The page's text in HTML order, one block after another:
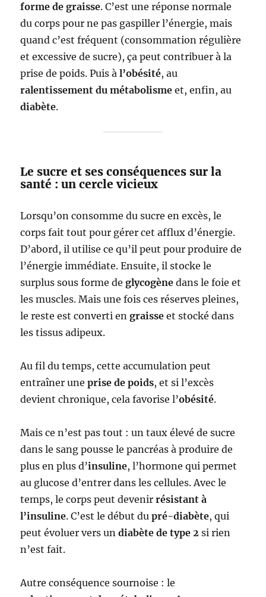
forme de graisse. C’est une réponse normale
du corps pour ne pas gaspiller l’énergie, mais
quand c’est fréquent (consommation régulière
et excessive de sucre), ça peut contribuer à la
prise de poids. Puis àl’obésité, au
ralentissement du métabolisme et, enfin, au
diabète.
Le sucre et ses conséquences sur la
santé : un cercle vicieux
Lorsqu’on consomme du sucre en excès, le
corps fait tout pour gérer cet afflux d’énergie.
D’abord, il utilise ce qu’il peut pour produire de
l’énergie immédiate. Ensuite, il stocke le
surplus sous forme deglycogène dans le foie et
les muscles. Mais une fois ces réserves pleines,
le reste est converti engraisse et stocké dans
les tissus adipeux.
Au fil du temps, cette accumulation peut
entraîner uneprise de poids, et si l’excès
devient chronique, cela favorise l’obésité.
Mais ce n’est pas tout : un taux élevé de sucre
dans le sang pousse le pancréas à produire de
plus en plus d’insuline, l’hormone qui permet
au glucose d’entrer dans les cellules. Avec le
temps, le corps peut devenirrésistant à
l’insuline. C’est le début dupré-diabète, qui
peut évoluer vers undiabète de type 2 si rien
n’est fait.
Autre conséquence sournoise : le